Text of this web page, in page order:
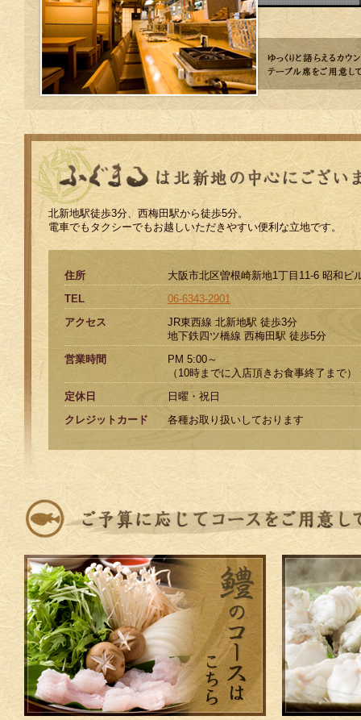
北新地駅徒歩3分、西梅田駅から徒歩5分。
電車でもタクシーでもお越しいただきやすい便利な立地です。
住所
大阪市北区曽根崎新地1丁目11-6 昭和ビ
TEL
06-6343-2901
アクセス
JR東西線 北新地駅 徒歩3分
地下鉄四ツ橋線 西梅田駅 徒歩5分
営業時間
PM 5:00～
（10時までに入店頂きお食事終了まで）
定休日
日曜・祝日
クレジットカード
各種お取り扱いしております